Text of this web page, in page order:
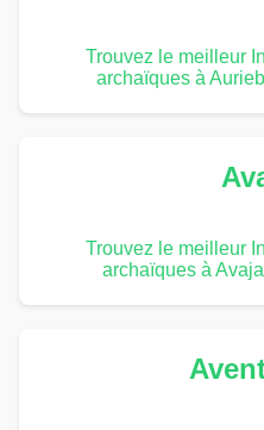
Trouvez le meilleur
archaïques à
Trouvez le meilleur
archaïques à